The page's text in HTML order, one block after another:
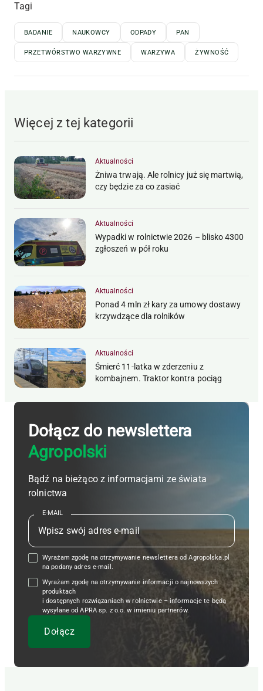
Tagi
BADANIE NAUKOWCY ODPADY PAN
PRZETWÓRSTWO WARZYWNE WARZYWA ŻYWNOŚĆ
Więcej z tej kategorii
Aktualności
Żniwa trwają. Ale rolnicy już się martwią,
czy będzie za co zasiać
Aktualności
Wypadki w rolnictwie 2026 – blisko 4300
zgłoszeń w pół roku
Aktualności
Ponad 4 mln zł kary za umowy dostawy
krzywdzące dla rolników
Aktualności
Śmierć 11-latka w zderzeniu z
kombajnem. Traktor kontra pociąg
Dołącz do newslettera
Agropolski
Bądź na bieżąco z informacjami ze świata
rolnictwa
E-MAIL
Wyrażam zgodę na otrzymywanie newslettera od Agropolska.pl
na podany adres e-mail.
Wyrażam zgodę na otrzymywanie informacji o najnowszych
produktach
i dostępnych rozwiązaniach w rolnictwie – informacje te będą
wysyłane od APRA sp. z o.o. w imieniu partnerów.